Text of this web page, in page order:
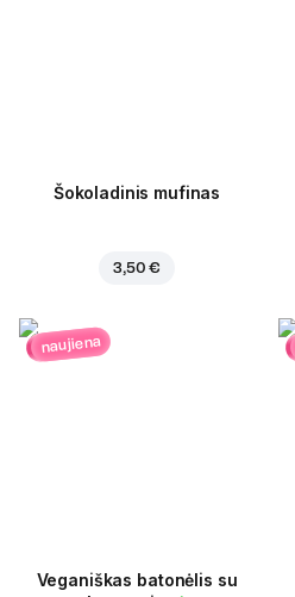
Šokoladinis mufinas
3,50 €
naujiena
Veganiškas batonėlis su